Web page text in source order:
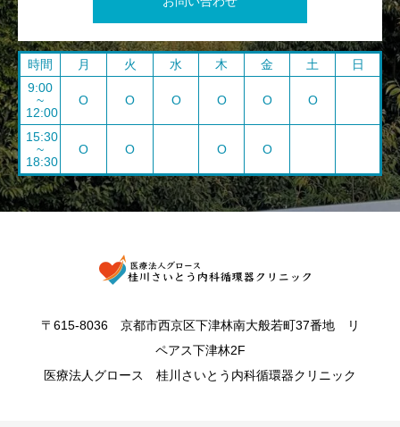
時間 月 火 水 木 金 土
日
9:00
~
12:00
O O O O O O
15:30
~
18:30
O O O O
〒615-8036 京都市西京区下津林南大般若町37番地 リ
ペアス下津林2F
医療法人グロース 桂川さいとう内科循環器クリニック